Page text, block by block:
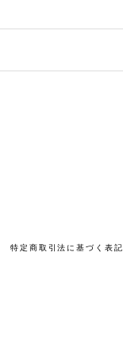
特定商取引法に基づく表記